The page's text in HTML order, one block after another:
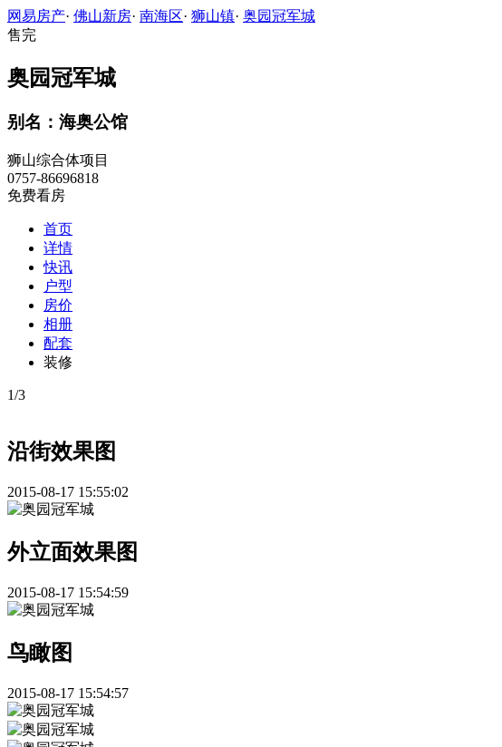
网易房产· 佛山新房· 南海区· 狮山镇· 奥园冠军城
售完
奥园冠军城
别名：海奥公馆
狮山综合体项目
0757-86696818
免费看房
首页
详情
快讯
户型
房价
相册
配套
装修
1/3
沿街效果图
2015-08-17 15:55:02
外立面效果图
2015-08-17 15:54:59
鸟瞰图
2015-08-17 15:54:57